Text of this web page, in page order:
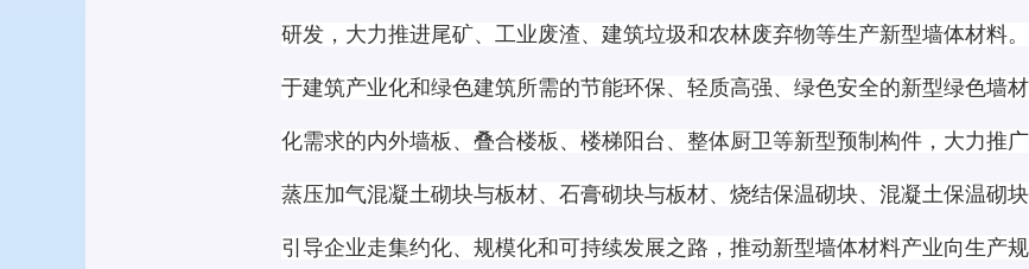
研发，大力推进尾矿、工业废渣、建筑垃圾和农林废弃物等生产新型墙体材料
于建筑产业化和绿色建筑所需的节能环保、轻质高强、绿色安全的新型绿色墙
化需求的内外墙板、叠合楼板、楼梯阳台、整体厨卫等新型预制构件，大力推
蒸压加气混凝土砌块与板材、石膏砌块与板材、烧结保温砌块、混凝土保温砌
引导企业走集约化、规模化和可持续发展之路，推动新型墙体材料产业向生产